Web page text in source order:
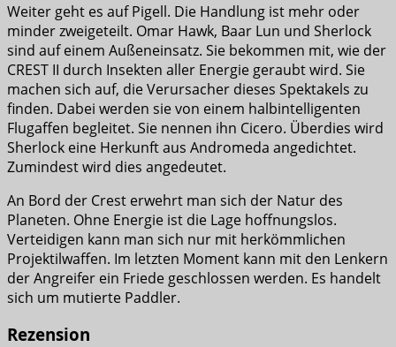
Weiter geht es auf Pigell. Die Handlung ist mehr oder
minder zweigeteilt. Omar Hawk, Baar Lun und Sherlock
sind auf einem Außeneinsatz. Sie bekommen mit, wie der
CREST II durch Insekten aller Energie geraubt wird. Sie
machen sich auf, die Verursacher dieses Spektakels zu
finden. Dabei werden sie von einem halbintelligenten
Flugaffen begleitet. Sie nennen ihn Cicero. Überdies wird
Sherlock eine Herkunft aus Andromeda angedichtet.
Zumindest wird dies angedeutet.
An Bord der Crest erwehrt man sich der Natur des
Planeten. Ohne Energie ist die Lage hoffnungslos.
Verteidigen kann man sich nur mit herkömmlichen
Projektilwaffen. Im letzten Moment kann mit den Lenkern
der Angreifer ein Friede geschlossen werden. Es handelt
sich um mutierte Paddler.
Rezension